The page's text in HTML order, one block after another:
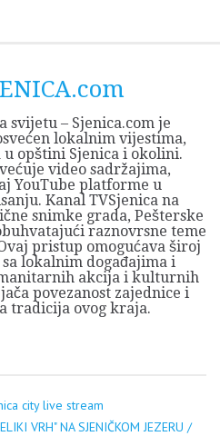
svijetu – Sjenica.com je
lokalnim vijestima,
opštini Sjenica i okolini.
video sadržajima,
YouTube platforme u
Kanal TVSjenica na
snimke grada, Pešterske
raznovrsne teme
pristup omogućava široj
lokalnim događajima i
akcija i kulturnih
povezanost zajednice i
tradicija ovog kraja.
city live stream
VRH" NA SJENIČKOM JEZERU /